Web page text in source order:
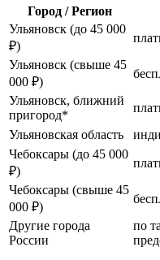
Город / Регион
Ульяновск (до 45 000
₽)
Ульяновск (свыше 45
000 ₽)
Ульяновск, ближний
пригород*
Ульяновская область
Чебоксары (до 45 000
₽)
Чебоксары (свыше 45
000 ₽)
Другие города
России
по